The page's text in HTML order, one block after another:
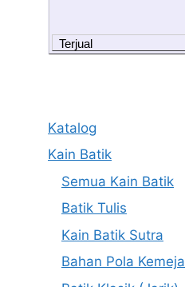
Terjual
Katalog
Kain Batik
Semua Kain Batik
Batik Tulis
Kain Batik Sutra
Bahan Pola Kemeja